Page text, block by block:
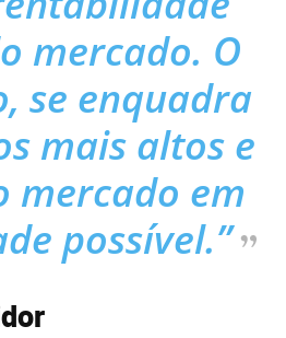
mercado. O
se enquadra
mais altos e
mercado em
possível.”